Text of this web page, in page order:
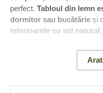
perfect. Tabloul din lemn
dormitor sau bucătărie și
interioarele cu stil
în timp ce munții din fundal